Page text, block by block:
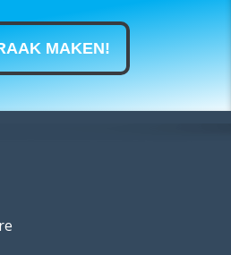
MAKEN!